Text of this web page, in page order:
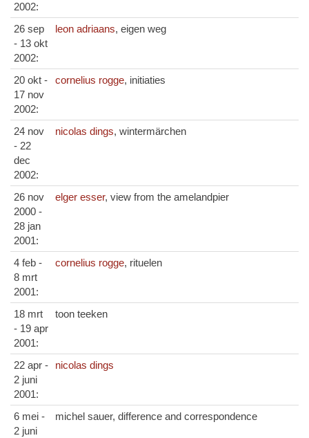
2002:
26 sep
- 13 okt
2002:
leon adriaans, eigen weg
20 okt -
17 nov
2002:
cornelius rogge, initiaties
24 nov
- 22
dec
2002:
nicolas dings, wintermärchen
26 nov
2000 -
28 jan
2001:
elger esser, view from the amelandpier
4 feb -
8 mrt
2001:
cornelius rogge, rituelen
18 mrt
- 19 apr
2001:
toon teeken
22 apr -
2 juni
2001:
nicolas dings
6 mei -
2 juni
michel sauer, difference and correspondence